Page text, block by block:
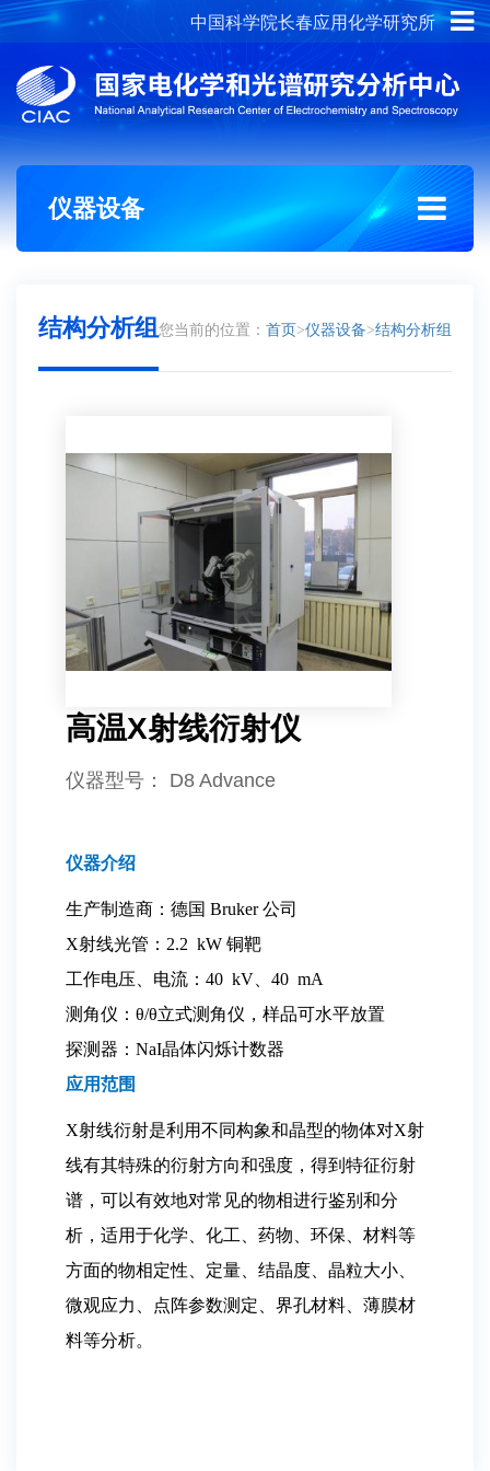
中国科学院长春应用化学研究所
概况介绍 组织架构
仪器设备
结构分析组您当前的位置： 首页>仪器设备>结构分析组
高温X射线衍射仪
仪器型号 ： D8 Advance
仪器介绍
生产制造商：德国 Bruker 公司
X射线光管：2.2 kW 铜靶
工作电压、电流：40 kV、40 mA
测角仪：θ/θ立式测角仪，样品可水平放置
探测器：NaI晶体闪烁计数器
应用范围
X射线衍射是利用不同构象和晶型的物体对X射
线有其特殊的衍射方向和强度，得到特征衍射
谱，可以有效地对常见的物相进行鉴别和分
析，适用于化学、化工、药物、环保、材料等
方面的物相定性、定量、结晶度、晶粒大小、
微观应力、点阵参数测定、界孔材料、薄膜材
料等分析。